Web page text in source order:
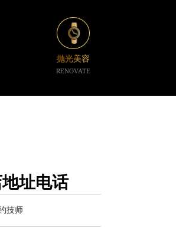
抛光美容
RENOVATE
址电话
技师